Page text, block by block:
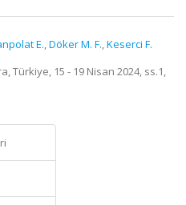
E.,Döker M. F.,Keserci F.
Türkiye, 15 - 19 Nisan 2024, ss.1,